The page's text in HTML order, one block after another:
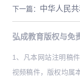
下一篇：
弘成教育版权与免
1、凡本网站注明稿
视频稿件，版权均属